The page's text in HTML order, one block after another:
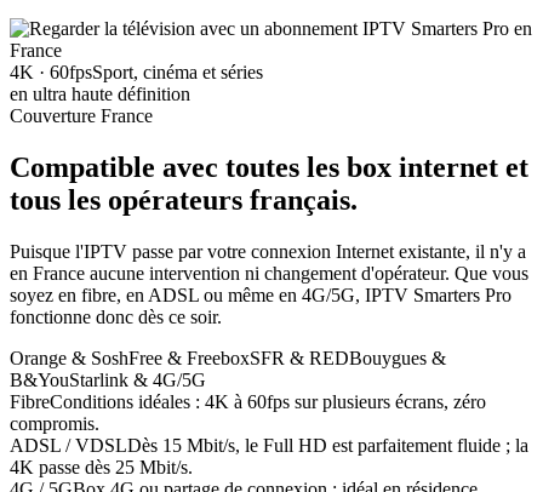
4K · 60fpsSport, cinéma et séries
en ultra haute définition
Couverture France
Compatible avec toutes les box internet et
tous les opérateurs français.
Puisque l'IPTV passe par votre connexion Internet existante, il n'y a
en France aucune intervention ni changement d'opérateur. Que vous
soyez en fibre, en ADSL ou même en 4G/5G, IPTV Smarters Pro
fonctionne donc dès ce soir.
Orange & SoshFree & FreeboxSFR & REDBouygues &
B&YouStarlink & 4G/5G
FibreConditions idéales : 4K à 60fps sur plusieurs écrans, zéro
compromis.
ADSL / VDSLDès 15 Mbit/s, le Full HD est parfaitement fluide ; la
4K passe dès 25 Mbit/s.